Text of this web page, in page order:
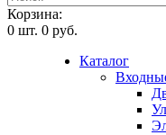
Корзина:
0 шт. 0 руб.
Каталог